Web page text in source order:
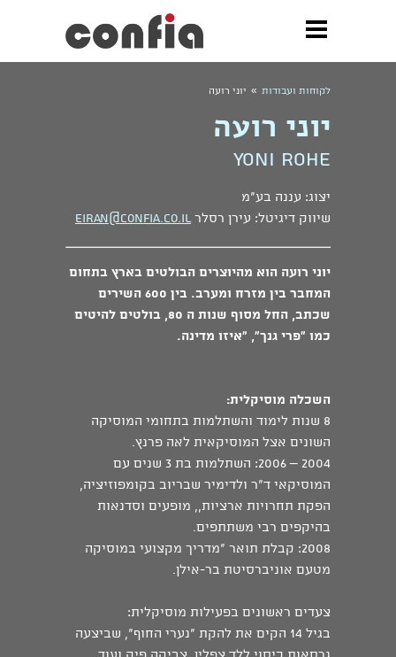
לקוחות ועבודות » יוני רועה
יוני רועה
Yoni Rohe
יצוג: עננה בע"מ
שיווק דיגיטל: עירן רסלרEiran@confia.co.il
יוני רועה הוא מהיוצרים הבולטים בארץ בתחום
המחבר בין מזרח ומערב. בין 600 השירים
שכתב, החל מסוף שנות ה 80, בולטים להיטים
כמו "פרי גנך", "איזו מדינה.
השכלה מוסיקלית:
8 שנות לימוד והשתלמות בתחומי המוסיקה
השונים אצל המוסיקאית לאה פרנץ.
2004 – 2006: השתלמות בת 3 שנים עם
המוסיקאי ד"ר ולדימיר שבריוב בקומפוזיציה,
הפקת תחרויות ארציות,, מופעים וסדנאות
בהיקפים רבי משתתפים.
2008: קבלת תואר "מדריך מקצועי במוסיקה
מטעם אוניברסיטת בר-אילן.
צעדים ראשונים בפעילות מוסיקלית:
בגיל 14 הקים את להקת "נערי החוף", שביצעה